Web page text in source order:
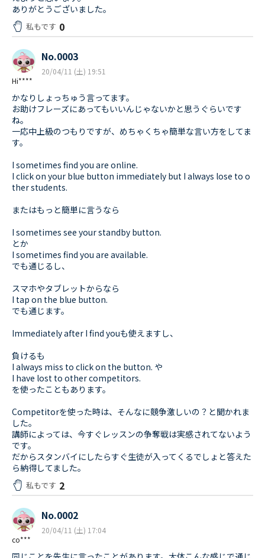
ありがとうございました。
私もです 0
Hi****
No.0003
20/04/11 (土) 19:51
かなりしょっちゅう言ってます。
お助けフレーズにあってもいいんじゃないかと思うぐらいです
ね。
一応中上級のつもりですが、めちゃくちゃ簡単な言い方をしてま
す。
I sometimes find you are online.
I click on your blue button immediately but I always lose to o
ther students.
またはもっと簡単に言うなら
I sometimes see your standby button.
とか
I sometimes find you are available.
でも通じるし、
スマホやタブレットからなら
I tap on the blue button.
でも通じます。
Immediately after I find youも使えますし、
負けるも
I always miss to click on the button. や
I have lost to other competitors.
を使ったこともあります。
Competitorを使った時は、そんなに競争激しいの？と聞かれま
した。
講師によっては、今すぐレッスンの争奪戦は実感されてないよう
です。
だからスタンバイにしたらすぐ生徒が入ってくるでしょと答えた
ら納得してました。
私もです 2
co***
No.0002
20/04/11 (土) 17:04